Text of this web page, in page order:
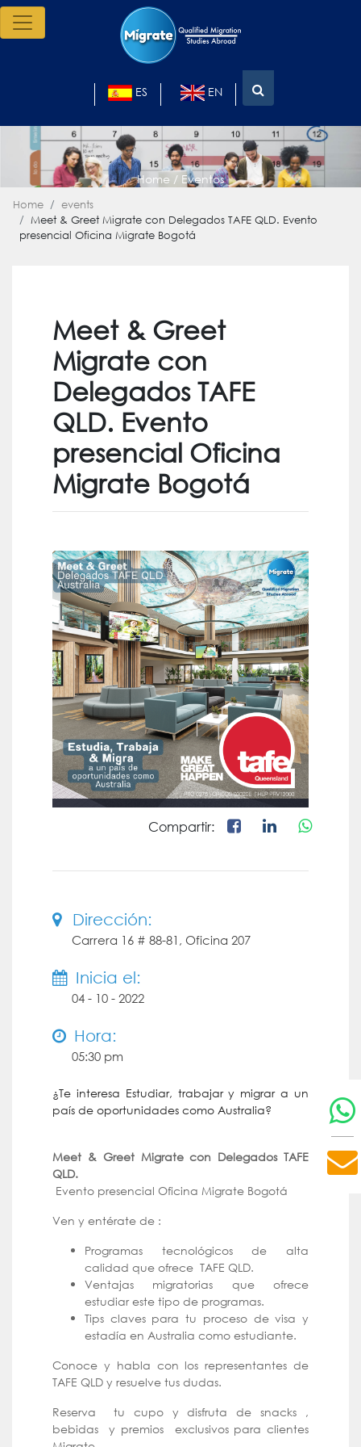
ES EN
Home / Eventos
Home
events
Meet & Greet Migrate con Delegados TAFE QLD. Evento
presencial Oficina Migrate Bogotá
Meet & Greet
Migrate con
Delegados TAFE
QLD. Evento
presencial Oficina
Migrate Bogotá
Compartir:
Dirección:
Carrera 16 # 88-81, Oficina 207
Inicia el:
04 - 10 - 2022
Hora:
05:30 pm
¿Te interesa Estudiar, trabajar y migrar a un
país de oportunidades como Australia?
Meet & Greet Migrate con Delegados TAFE
QLD.
Evento presencial Oficina Migrate Bogotá
Ven y entérate de :
Programas tecnológicos de alta
calidad que ofrece TAFE QLD.
Ventajas migratorias que ofrece
estudiar este tipo de programas.
Tips claves para tu proceso de visa y
estadía en Australia como estudiante.
Conoce y habla con los representantes de
TAFE QLD y resuelve tus dudas.
Reserva tu cupo y disfruta de snacks ,
bebidas y premios exclusivos para clientes